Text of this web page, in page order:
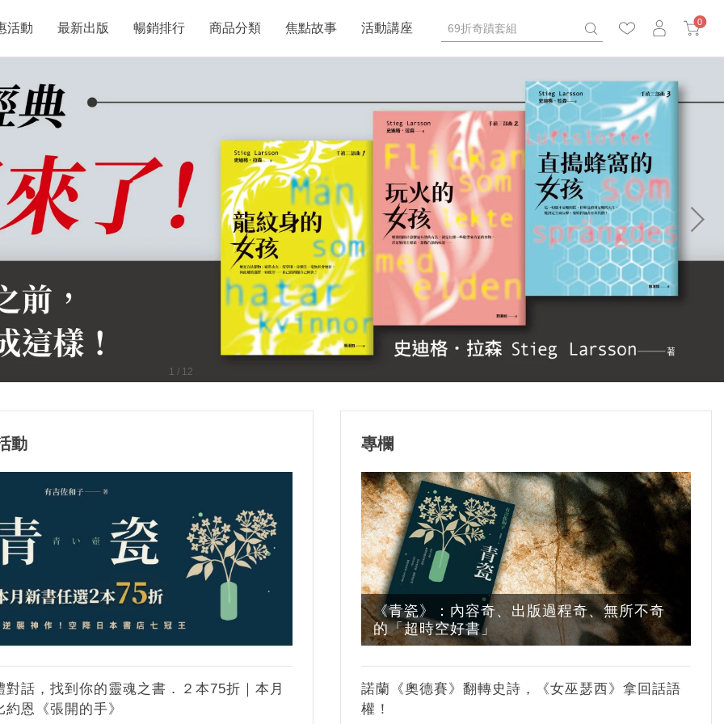
0
活動 最新出版 暢銷排行 商品分類 焦點故事 活動講座
1 / 12
動
對話，找到你的靈魂之書．２本75折｜本月
約恩《張開的手》
專欄
《青瓷》：內容奇、出版過程奇、無所不奇
的「超時空好書」
諾蘭《奧德賽》翻轉史詩，《女巫瑟西》拿回話語
權！